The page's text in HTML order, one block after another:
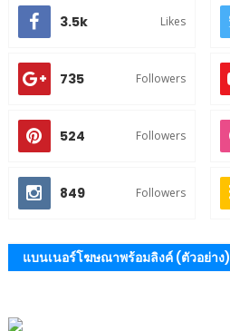
3.5k Likes
735 Followers
524 Followers
849 Followers
แบนเนอร์โฆษณาพร้อมลิงค์ (ตัวอย่าง)